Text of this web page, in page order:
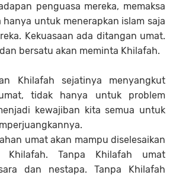
penguasa mereka, memaksa
hanya untuk menerapkan islam saja
Kekuasaan ada ditangan umat.
bersatu akan meminta Khilafah.
Khilafah sejatinya menyangkut
tidak hanya untuk problem
kewajiban kita semua untuk
umat akan mampu diselesaikan
Khilafah. Tanpa Khilafah umat
dan nestapa. Tanpa Khilafah